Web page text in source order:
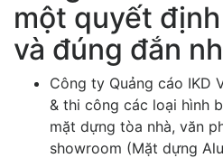
một quyết
và đúng đắn
Công ty Quảng cáo IKD
& thi công các loại hình
mặt dựng tòa nhà, văn
showroom (Mặt dựng